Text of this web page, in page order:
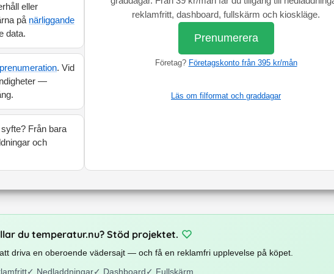
eller
på närliggande
data.
prenumeration. Vid
—
Från bara
och
reklamfritt, dashboard, fullskärm och kioskläge.
Prenumerera
Företag? Företagskonto från 395 kr/mån
Läs om filformat och graddagar
du temperatur.nu? Stöd projektet.
driva en oberoende vädersajt — och få en reklamfri upplevelse på köpet.
✓ Nedladdningar✓ Dashboard✓ Fullskärm